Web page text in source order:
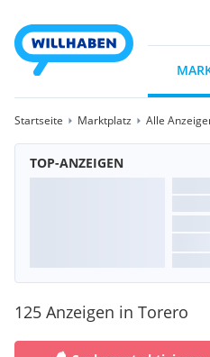
Startseite Marktplatz Alle
TOP-ANZEIGEN
125 Anzeigen in Torero